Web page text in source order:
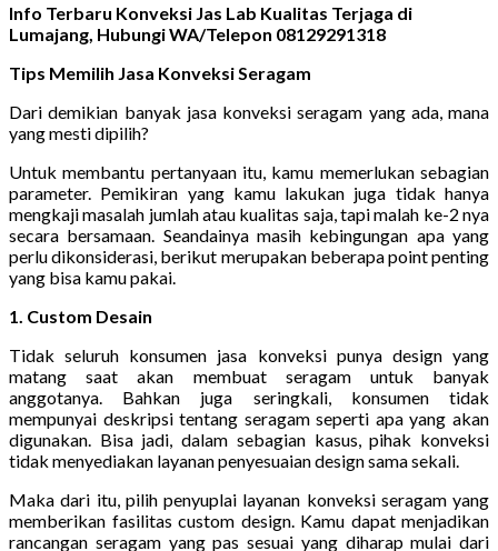
Info Terbaru Konveksi Jas Lab Kualitas Terjaga di
Lumajang, Hubungi WA/Telepon 08129291318
Tips Memilih Jasa Konveksi Seragam
Dari demikian banyak jasa konveksi seragam yang ada, mana
yang mesti dipilih?
Untuk membantu pertanyaan itu, kamu memerlukan sebagian
parameter. Pemikiran yang kamu lakukan juga tidak hanya
mengkaji masalah jumlah atau kualitas saja, tapi malah ke-2 nya
secara bersamaan. Seandainya masih kebingungan apa yang
perlu dikonsiderasi, berikut merupakan beberapa point penting
yang bisa kamu pakai.
1. Custom Desain
Tidak seluruh konsumen jasa konveksi punya design yang
matang saat akan membuat seragam untuk banyak
anggotanya. Bahkan juga seringkali, konsumen tidak
mempunyai deskripsi tentang seragam seperti apa yang akan
digunakan. Bisa jadi, dalam sebagian kasus, pihak konveksi
tidak menyediakan layanan penyesuaian design sama sekali.
Maka dari itu, pilih penyuplai layanan konveksi seragam yang
memberikan fasilitas custom design. Kamu dapat menjadikan
rancangan seragam yang pas sesuai yang diharap mulai dari